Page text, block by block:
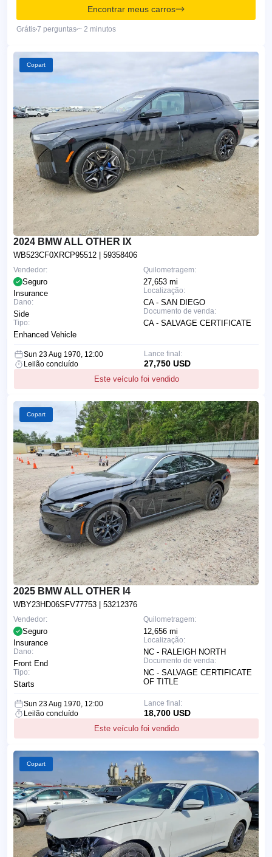
Encontrar meus carros
Grátis7 perguntas~ 2 minutos
Copart
2024 BMW ALL OTHER IX
WB523CF0XRCP95512 | 59358406
Quilometragem:
27,653 mi
Localização:
CA - SAN DIEGO
Documento de venda:
CA - SALVAGE CERTIFICATE
Vendedor:
Seguro
Insurance
Dano:
Side
Tipo:
Enhanced Vehicle
Sun 23 Aug 1970, 12:00
Leilão concluído
Este veículo foi vendido
Lance final:
27,750 USD
Copart
2025 BMW ALL OTHER I4
WBY23HD06SFV77753 | 53212376
Quilometragem:
12,656 mi
Localização:
NC - RALEIGH NORTH
Documento de venda:
NC - SALVAGE CERTIFICATE
OF TITLE
Vendedor:
Seguro
Insurance
Dano:
Front End
Tipo:
Starts
Sun 23 Aug 1970, 12:00
Leilão concluído
Este veículo foi vendido
Lance final:
18,700 USD
Copart